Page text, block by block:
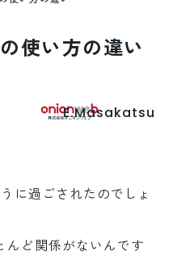
使い方の違い
E.Masakatsu
に過ごされたのでしょ
んど関係がないんです